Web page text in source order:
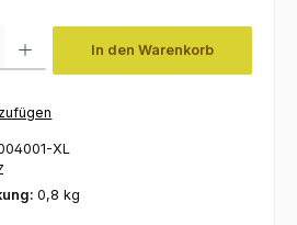
In den Warenkorb
XL
0,8 kg